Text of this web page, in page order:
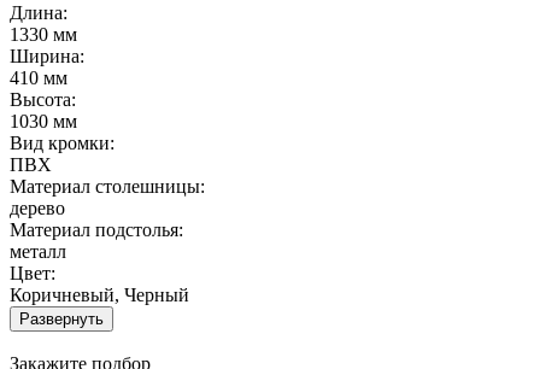
Длина:
1330 мм
Ширина:
410 мм
Высота:
1030 мм
Вид кромки:
ПВХ
Материал столешницы:
дерево
Материал подстолья:
металл
Цвет:
Коричневый, Черный
Развернуть
Закажите подбор